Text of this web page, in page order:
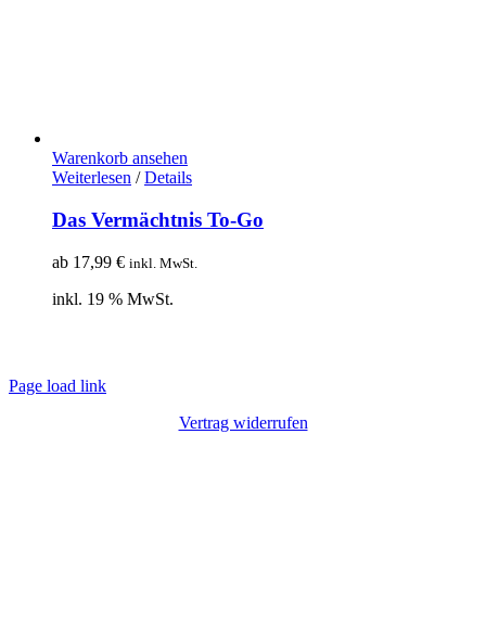
Warenkorb ansehen
Weiterlesen / Details
Das Vermächtnis To-Go
ab 17,99 € inkl. MwSt.
inkl. 19 % MwSt.
Page load link
Vertrag widerrufen